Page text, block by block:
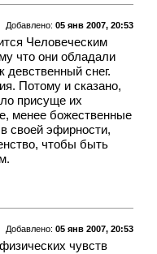
Добавлено: 05 янв 2007, 20:53
Человеческим
что они обладали
снег.
Потому и сказано,
присуще их
менее божественные
своей эфирности,
чтобы быть
Добавлено: 05 янв 2007, 20:53
чувств